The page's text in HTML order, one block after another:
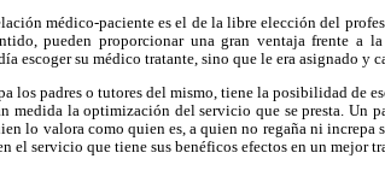
médico-paciente es el de la libre elección del
pueden proporcionar una gran ventaja frente a
escoger su médico tratante, sino que le era asignado y
los padres o tutores del mismo, tiene la posibilidad de
medida la optimización del servicio que se presta. Un
lo valora como quien es, a quien no regaña ni increpa
el servicio que tiene sus benéficos efectos en un mejor